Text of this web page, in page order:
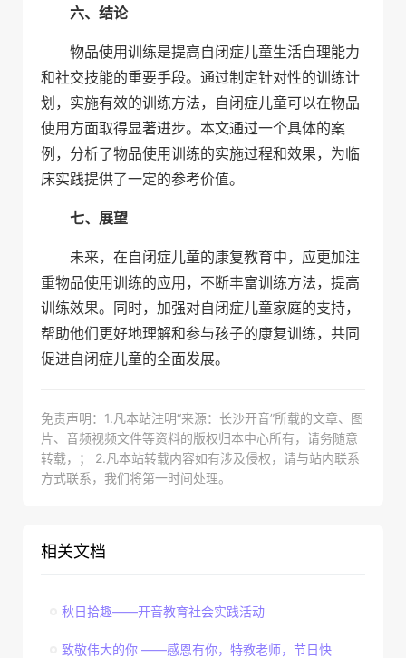
六、结论
物品使用训练是提高自闭症儿童生活自理能力
和社交技能的重要手段。通过制定针对性的训练计
划，实施有效的训练方法，自闭症儿童可以在物品
使用方面取得显著进步。本文通过一个具体的案
例，分析了物品使用训练的实施过程和效果，为临
床实践提供了一定的参考价值。
七、展望
未来，在自闭症儿童的康复教育中，应更加注
重物品使用训练的应用，不断丰富训练方法，提高
训练效果。同时，加强对自闭症儿童家庭的支持，
帮助他们更好地理解和参与孩子的康复训练，共同
促进自闭症儿童的全面发展。
免责声明：1.凡本站注明“来源：长沙开音”所载的文章、图
片、音频视频文件等资料的版权归本中心所有，请务随意
转载，； 2.凡本站转载内容如有涉及侵权，请与站内联系
方式联系，我们将第一时间处理。
相关文档
秋日拾趣——开音教育社会实践活动
致敬伟大的你 ——感恩有你，特教老师，节日快